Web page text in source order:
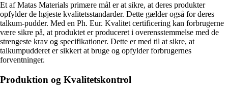
Et af Matas Materials primære mål er at sikre, at deres produkter
opfylder de højeste kvalitetsstandarder. Dette gælder også for deres
talkum-pudder. Med en Ph. Eur. Kvalitet certificering kan forbrugerne
være sikre på, at produktet er produceret i overensstemmelse med de
strengeste krav og specifikationer. Dette er med til at sikre, at
talkumpudderet er sikkert at bruge og opfylder forbrugernes
forventninger.
Produktion og Kvalitetskontrol